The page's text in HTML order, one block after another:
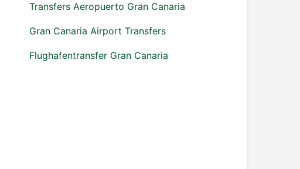
Transfers Aeropuerto Gran Canaria
Gran Canaria Airport Transfers
Flughafentransfer Gran Canaria